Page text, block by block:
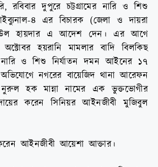
রবিবার দুপুরে চট্টগ্রামের নারি ও শিশু
৪ এর বিচারক (জেলা ও দায়রা
হায়দার এ আদেশ দেন। এর আগে
হয়রানি মামলার বাদি বিলকিছ
নারি ও শিশু নির্যাতন দমন আইনের ১৭
নগরের বায়েজিদ থানা আরেফন
নুরুল হক মান্না নামের এক ভুক্তভোগীর
করেন সিনিয়র আইনজীবী মুজিবুল
আইনজীবী আয়েশা আক্তার।